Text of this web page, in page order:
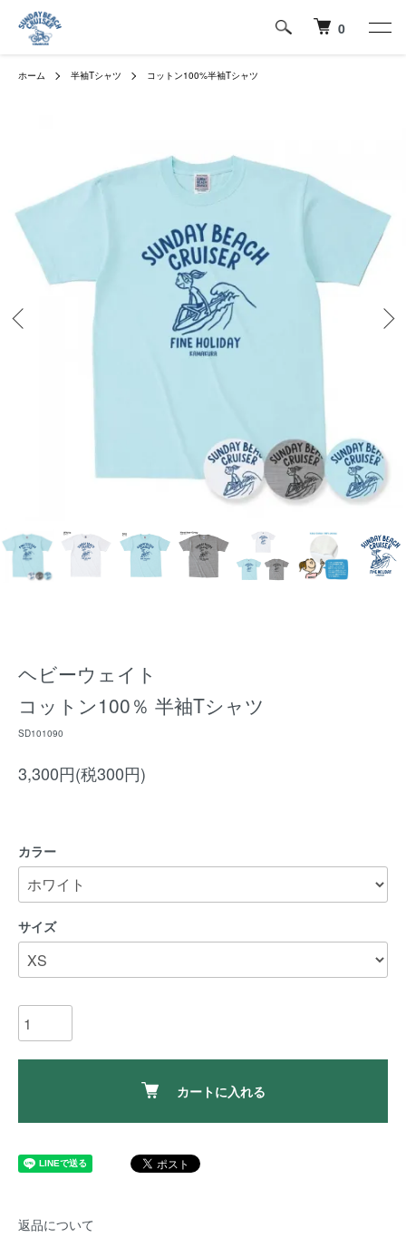
0
ホーム 半袖Tシャツ コットン100%半袖Tシャツ
ヘビーウェイト
コットン100％ 半袖Tシャツ
SD101090
3,300円(税300円)
カラー
サイズ
カートに入れる
返品について